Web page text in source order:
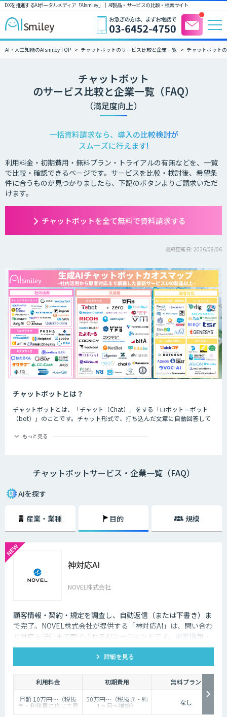
DXを推進するAIポータルメディア「AIsmiley」｜ AI製品・サービスの比較・検索サイト
AI・人工知能のAIsmiley TOP チャットボットのサービス比較と企業一覧 チャットボット
チャットボット
のサービス比較と企業一覧（FAQ）
（満足度向上）
一括資料請求なら、導入の比較検討が
スムーズに行えます!
利用料金・初期費用・無料プラン・トライアルの有無などを、一覧
で比較・確認できるページです。サービスを比較・検討後、希望条
件に合うものが見つかりましたら、下記のボタンよりご請求いただ
けます。
チャットボットを全て無料で資料請求する
最終更新日: 2026/08/06
チャットボットとは？
チャットボットとは、「チャット（Chat）」をする「ロボット＝ボット
（bot）」のことです。チャット形式で、打ち込んだ文章に自動回答して
・AI型チャットボットの特徴
「機械学習型」といわれる仕組みを採用したチャットボットで、文章全体
の意味を理解した上で回答を返すことができるという特徴を持っていま
め、その学習を重ねるごとにチャットの回答精度が向上されていくのが大
・シナリオ型チャットボットの特徴
シナリオ型チャットボットにはAIが搭載されていないため、「Aという単
語が含まれていたらBを返答する」といったルールを人間が事前に設定し
ておかなければなりません。また、AI型のように学習を重ねていくわけで
もないため、不適切な返答が行われてしまう場合には、担当者が自ら修正
企業がチャットボットを導入するメリットは以下3つが挙げられます。
・24時間365日対応できる
チャットボットを導入することで得られる最大のメリットは、24時間365
日対応できるという点です。スマートフォンの普及に伴い、ユーザーはい
つでもインターネット検索を行えるようになりました。そのため現在は、
深夜に「この商品についてもっと詳しく知りたい」と思い立つケースも少
なくないのです。
そのような場合に、チャットボットを設置しておけば、ユーザーの疑問を
もっと見る
チャットボットサービス・企業一覧（FAQ）
AIを探す
産業・業種 目的 規模
神対応AI
NOVEL株式会社
顧客情報・契約・規定を調査し、自動返信（または下書き）ま
で完了。NOVEL株式会社が提供する「神対応AI」は、問い合わ
せ対応を送信まで完了させるAIエージェントです。顧客情報・
契約・規定を突き合わせて回答を数十秒で作成し、自動送信か
下書き止めかを選べます。
詳細を見る
利用料金 初期費用
無料プラン
月額 10万円〜（税抜
き・利用量に応じて見
積り）
50万円〜（税抜き・約
1ヶ月〜構築） なし